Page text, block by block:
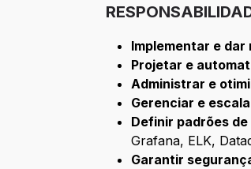
Implementar e dar
Projetar e
Administrar e
Gerenciar e
Definir padrões
Grafana, ELK,
Garantir